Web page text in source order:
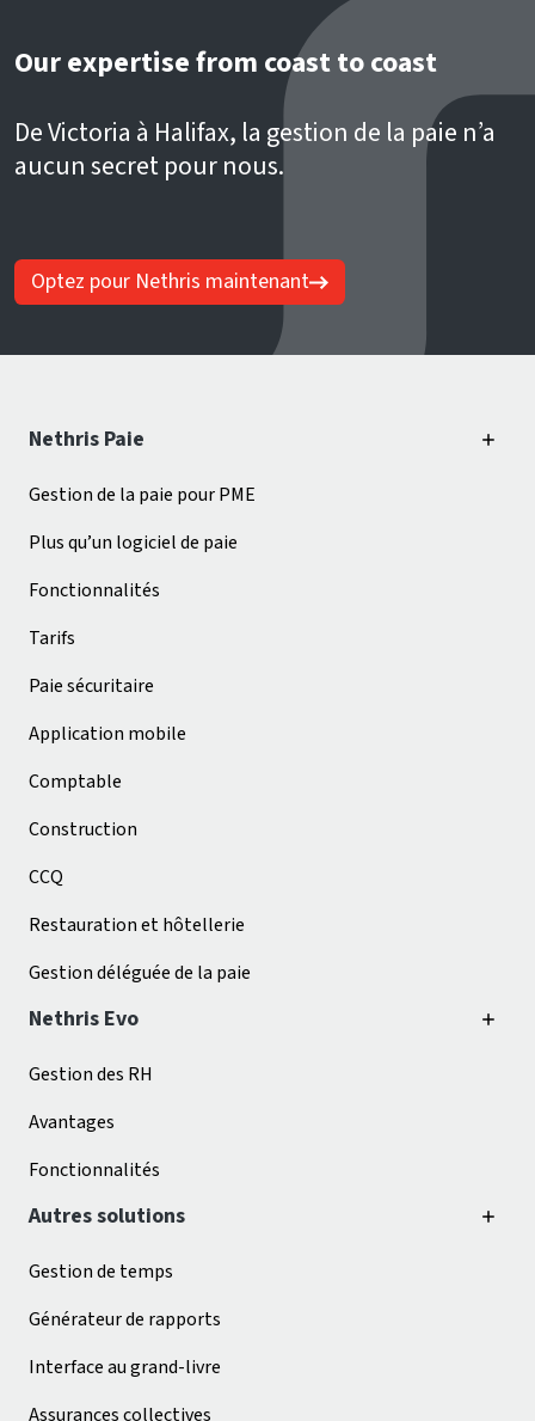
Our expertise from coast to coast
De Victoria à Halifax, la gestion de la paie n’a
aucun secret pour nous.
Optez pour Nethris maintenant
Nethris Paie
Gestion de la paie pour PME
Plus qu’un logiciel de paie
Fonctionnalités
Tarifs
Paie sécuritaire
Application mobile
Comptable
Construction
CCQ
Restauration et hôtellerie
Gestion déléguée de la paie
Nethris Evo
Gestion des RH
Avantages
Fonctionnalités
Autres solutions
Gestion de temps
Générateur de rapports
Interface au grand-livre
Assurances collectives